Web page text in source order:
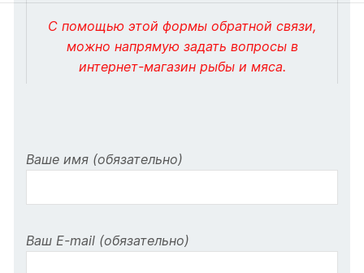
С помощью этой формы обратной связи,
можно напрямую задать вопросы в
интернет-магазин рыбы и мяса.
Ваше имя (обязательно)
Ваш E-mail (обязательно)